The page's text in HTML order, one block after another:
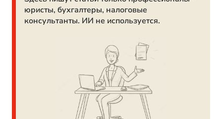
юристы, бухгалтеры, налоговые
консультанты. ИИ не используется.